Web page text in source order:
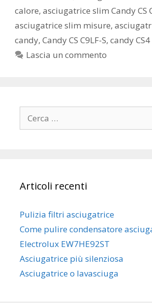
calore, asciugatrice slim Candy CS
asciugatrice slim misure,
candy, Candy CS C9LF-S, candy
Lascia un commento
per:
Articoli recenti
Pulizia filtri asciugatrice
Come pulire condensatore
Electrolux EW7HE92ST
Asciugatrice più silenziosa
Asciugatrice o lavasciuga